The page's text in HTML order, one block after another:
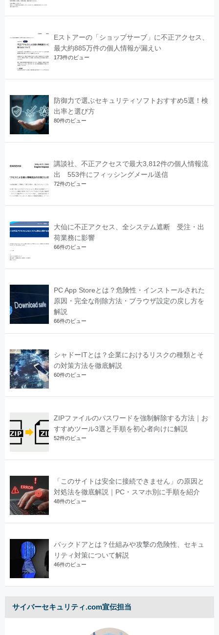
Eストアーの「ショップサーブ」に不正アクセス、
最大約885万件の個人情報が漏えい
173件のビュー
防御力で選ぶセキュリティソフトおすすめ5選！検
出率と選び方
80件のビュー
講談社、不正アクセスで最大3,812件の個人情報流
出 553件にフィッシングメール送信
72件のビュー
大仙に不正アクセス、全システム遮断 受注・出
荷業務に影響
66件のビュー
PC App Storeとは？危険性・インストールされた
原因・完全な削除方法・ブラウザ設定の戻し方を
解説
66件のビュー
シャドーITとは？企業におけるリスクの種類とそ
の対策方法を徹底解説
60件のビュー
ZIPファイルのパスワードを強制解除する方法｜お
すすめツール3選と手順を初心者向けに解説
52件のビュー
「このサイトは安全に接続できません」の原因と
対処法を徹底解説｜PC・スマホ別に手順を紹介
48件のビュー
バックドアとは？仕組みや攻撃の危険性、セキュ
リティ対策について解説
46件のビュー
サイバーセキュリティ.com宣伝担当